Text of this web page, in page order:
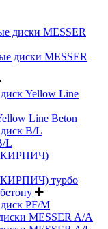
диски MESSER
диски MESSER
Yellow Line
Line Beton
B/L
L
КИРПИЧ)
турбо
PF/M
MESSER A/A